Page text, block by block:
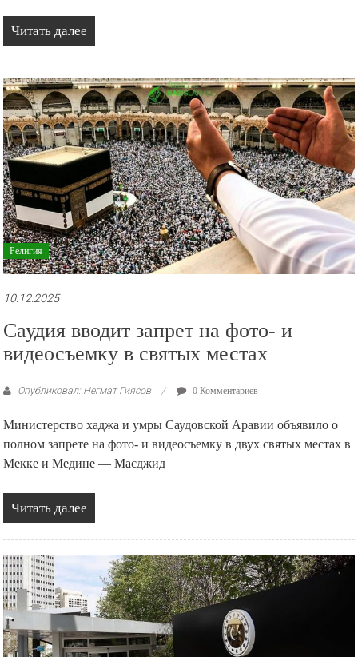
Читать далее
Религия
10.12.2025
Саудия вводит запрет на фото- и
видеосъемку в святых местах
Опубликовал: Негмат Гиясов 0 Комментариев
Министерство хаджа и умры Саудовской Аравии объявило о
полном запрете на фото- и видеосъемку в двух святых местах в
Мекке и Медине — Масджид
Читать далее